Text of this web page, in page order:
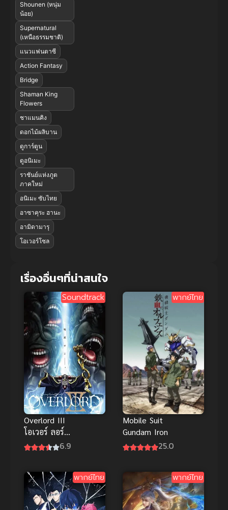
Shounen (หนุ่ม
น้อย)
Supernatural
(เหนือธรรมชาติ)
แนวแฟนตาซี
Action Fantasy
Bridge
Shaman King
Flowers
ชาแมนคิง
ดอกไม้ผลิบาน
ดูการ์ตูน
ดูอนิเมะ
ราชันย์แห่งภูต
ภาคใหม่
อนิเมะ ซับไทย
อาซาคุระ ฮานะ
อามิดามารุ
โอเวอร์โซล
เรื่องอื่นๆที่น่าสนใจ
Soundtrack
Overlord III
โอเวอร์ ลอร์ด
จอมมารพิชิต
6.9
พากย์ไทย
Mobile Suit
Gundam Iron
25.0
พากย์ไทย พากย์ไทย